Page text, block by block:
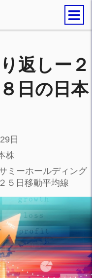
返しー２
日の日本
日
株
ミーホールディング
２５日移動平均線